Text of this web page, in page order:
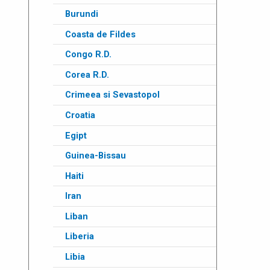
Burundi
Coasta de Fildes
Congo R.D.
Corea R.D.
Crimeea si Sevastopol
Croatia
Egipt
Guinea-Bissau
Haiti
Iran
Liban
Liberia
Libia